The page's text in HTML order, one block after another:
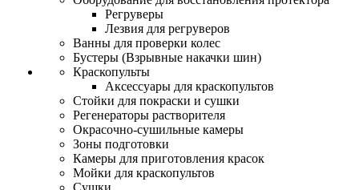
Регруверы
Лезвия для регруверов
Ванны для проверки колес
Бустеры (Взрывные накачки шин)
Краскопульты
Аксессуары для краскопультов
Стойки для покраски и сушки
Регенераторы растворителя
Окрасочно-сушильные камеры
Зоны подготовки
Камеры для приготовления красок
Мойки для краскопультов